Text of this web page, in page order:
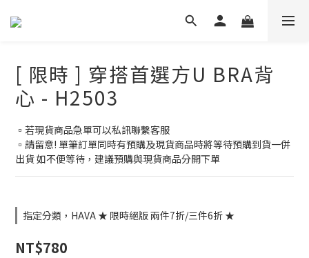
[ 限時 ] 穿搭首選方U BRA背
心 - H2503
▫️若現貨商品急單可以私訊聯繫客服
▫️請留意! 單筆訂單同時有預購及現貨商品時將等待預購到貨一併
出貨 如不便等待，建議預購與現貨商品分開下單
指定分類，HAVA ★ 限時絕版 兩件7折/三件6折 ★
NT$780